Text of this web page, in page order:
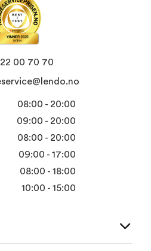
22 00 70 70
08:00 - 20:00
09:00 - 20:00
08:00 - 20:00
09:00 - 17:00
08:00 - 18:00
10:00 - 15:00